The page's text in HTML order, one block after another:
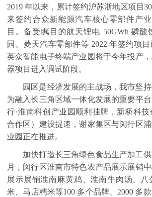
2019 年以来，累计签约沪苏浙地区项目
来签约合众新能源汽车核心零部件产
目。备受瞩目的航天锂电 50GWh 磷酸
园、菱天汽车零部件等 2022 年签约项
英众智能电子终端产业园将于今年投产
器项目进入调试阶段。
园区是经济发展的主战场，我市坚
为融入长三角区域一体化发展的重要平
行·淮南科创产业园顺利挂牌，新桥科
合作区）建设提速，谢家集区与闵行区
业园正在推进。
加快打造长三角绿色食品生产加工供
月，闵行区淮南市特色农产品展示展销
展示展销淮南麻黄鸡、淮南牛肉汤、八
米、马店糯米等100 多个品牌、 2000 多